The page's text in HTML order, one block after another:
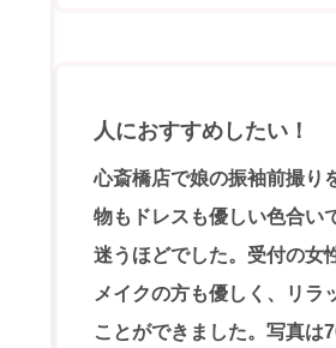
人におすすめしたい！
心斎橋店で娘の振袖前撮り
物もドレスも優しい色合い
迷うほどでした。受付の女
メイクの方も優しく、リラ
ことができました。写真は